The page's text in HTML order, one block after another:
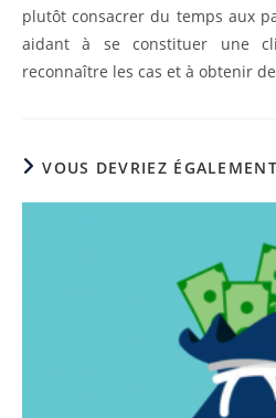
plutôt consacrer du temps aux
aidant à se constituer une
reconnaître les cas et à obtenir
VOUS DEVRIEZ